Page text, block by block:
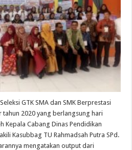
GTK SMA dan SMK Berprestasi
2020 yang berlangsung hari
Kepala Cabang Dinas Pendidikan
Kasubbag TU Rahmadsah Putra SPd.
mengatakan output dari